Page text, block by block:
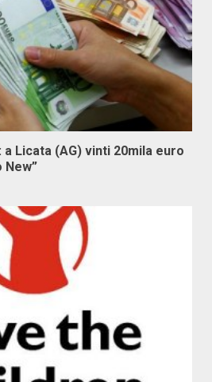
a Licata (AG) vinti 20mila euro
New”